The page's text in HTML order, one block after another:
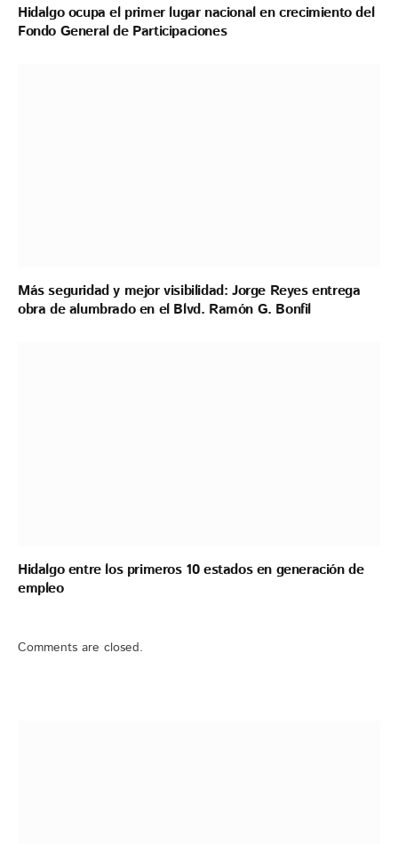
Hidalgo ocupa el primer lugar nacional en crecimiento del
Fondo General de Participaciones
Más seguridad y mejor visibilidad: Jorge Reyes entrega
obra de alumbrado en el Blvd. Ramón G. Bonfil
Hidalgo entre los primeros 10 estados en generación de
empleo
Comments are closed.